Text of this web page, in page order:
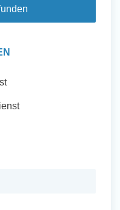
Sammeln